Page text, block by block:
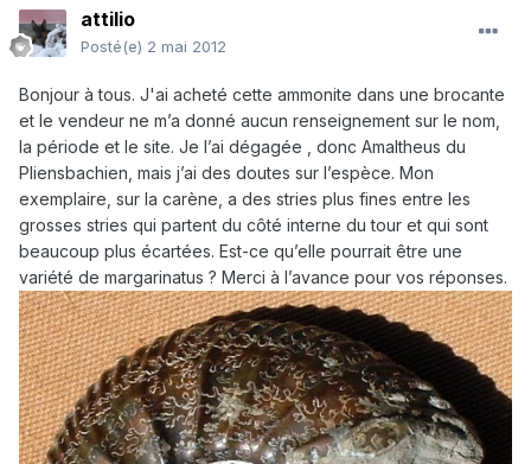
attilio
Posté(e) 2 mai 2012
Bonjour à tous. J'ai acheté cette ammonite dans une brocante
et le vendeur ne m’a donné aucun renseignement sur le nom,
la période et le site. Je l’ai dégagée , donc Amaltheus du
Pliensbachien, mais j’ai des doutes sur l’espèce. Mon
exemplaire, sur la carène, a des stries plus fines entre les
grosses stries qui partent du côté interne du tour et qui sont
beaucoup plus écartées. Est-ce qu’elle pourrait être une
variété de margarinatus ? Merci à l’avance pour vos réponses.